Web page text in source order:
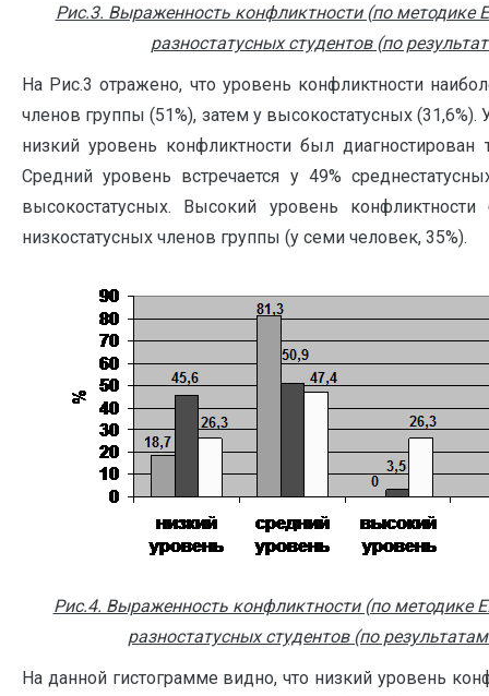
Рис.3. Выраженность конфликтности (по методике
разностатусных студентов (по
На Рис.3 отражено, что уровень конфликтности
членов группы (51%), затем у высокостатусных
низкий уровень конфликтности был диагностирован
Средний уровень встречается у 49%
высокостатусных. Высокий уровень
низкостатусных членов группы (у семи человек, 35%).
Рис.4. Выраженность конфликтности (по методике
разностатусных студентов (по
На данной гистограмме видно, что низкий уровень